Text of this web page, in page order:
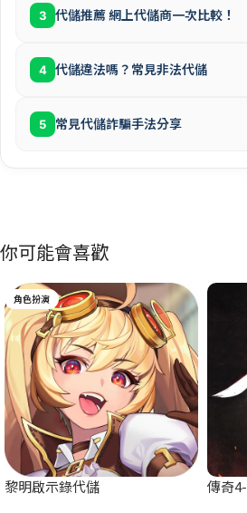
3 代儲推薦 網上代儲商一次比較！
4 代儲違法嗎？常見非法代儲
5 常見代儲詐騙手法分享
你可能會喜歡
角色扮演
黎明啟示錄代儲
傳奇